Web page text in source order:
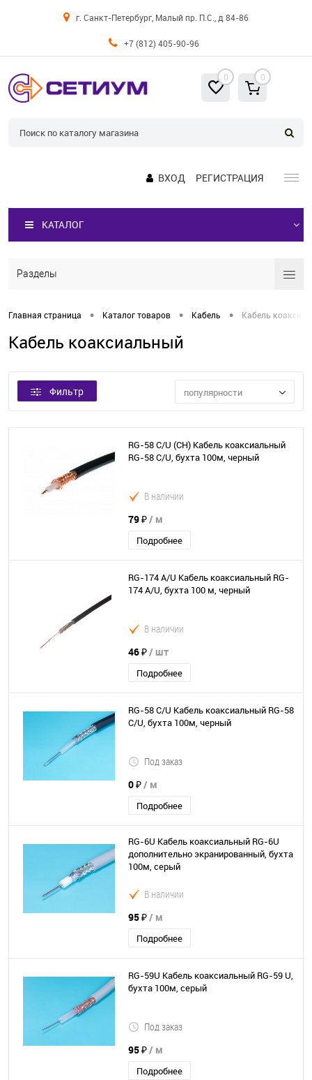
г. Санкт-Петербург, Малый пр. П.С., д 84-86
+7 (812) 405-90-96
0 0
ВХОД РЕГИСТРАЦИЯ
КАТАЛОГ
Разделы
Главная страница • Каталог товаров • Кабель • Кабель
Кабель коаксиальный
Фильтр популярности
RG-58 C/U (CH) Кабель коаксиальный
RG-58 C/U, бухта 100м, черный
В наличии
79 ₽/ м
Подробнее
RG-174 A/U Кабель коаксиальный RG-
174 А/U, бухта 100 м, черный
В наличии
46 ₽/ шт
Подробнее
RG-58 C/U Кабель коаксиальный RG-58
C/U, бухта 100м, черный
Под заказ
0 ₽/ м
Подробнее
RG-6U Кабель коаксиальный RG-6U
дополнительно экранированный, бухта
100м, серый
В наличии
95 ₽/ м
Подробнее
RG-59U Кабель коаксиальный RG-59 U,
бухта 100м, серый
Под заказ
95 ₽/ м
Подробнее